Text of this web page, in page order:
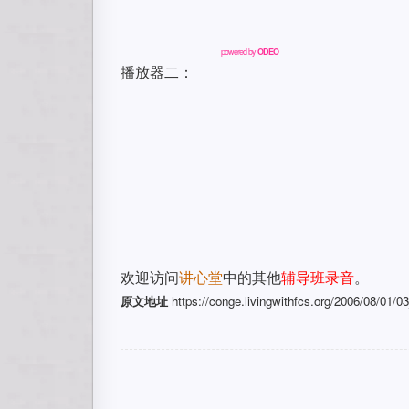
powered byODEO
播放器二：
欢迎访问讲心堂中的其他辅导班录音。
原文地址 https://conge.livingwithfcs.org/2006/08/01/